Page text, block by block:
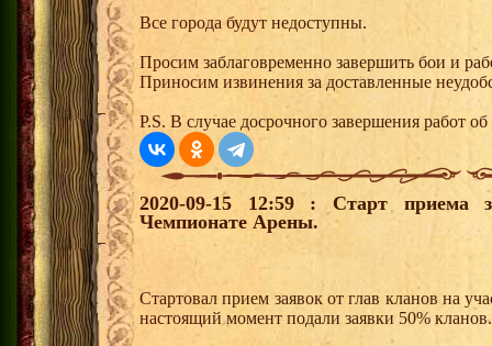
Все города будут недоступны.
Просим заблаговременно завершить бои и
Приносим извинения за доставленные
P.S. В случае досрочного завершения работ
2020-09-15 12:59 : Старт приема
Чемпионате Арены.
Стартовал прием заявок от глав кланов на
настоящий момент подали заявки 50% кланов.